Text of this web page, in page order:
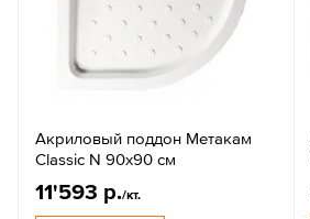
Акриловый поддон Метакам
Classic N 90х90 см
11'593 р./кт.